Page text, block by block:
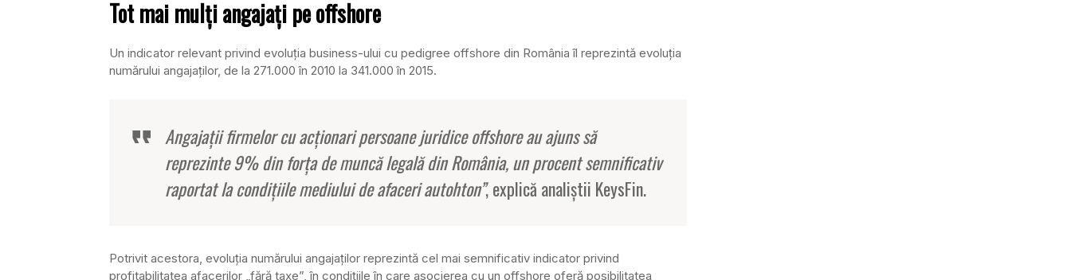
Tot mai mulţi angajaţi pe offshore
Un indicator relevant privind evoluţia business-ului cu pedigree offshore din România îl reprezintă evoluţia
numărului angajaţilor, de la 271.000 în 2010 la 341.000 în 2015.
Angajaţii firmelor cu acţionari persoane juridice offshore au ajuns să
reprezinte 9% din forţa de muncă legală din România, un procent semnificativ
raportat la condiţiile mediului de afaceri autohton”, explică analiştii KeysFin.
Potrivit acestora, evoluţia numărului angajaţilor reprezintă cel mai semnificativ indicator privind
profitabilitatea afacerilor „fără taxe”, în condiţiile în care asocierea cu un offshore oferă posibilitatea